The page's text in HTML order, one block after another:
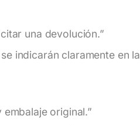
una devolución.”
indicarán claramente en la
original.”